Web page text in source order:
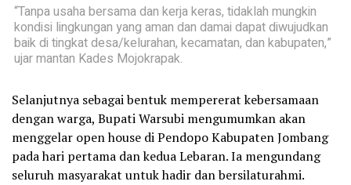
“Tanpa usaha bersama dan kerja keras, tidaklah mungkin
kondisi lingkungan yang aman dan damai dapat diwujudkan
baik di tingkat desa/kelurahan, kecamatan, dan kabupaten,”
ujar mantan Kades Mojokrapak.
Selanjutnya sebagai bentuk mempererat kebersamaan
dengan warga, Bupati Warsubi mengumumkan akan
menggelar open house di Pendopo Kabupaten Jombang
pada hari pertama dan kedua Lebaran. Ia mengundang
seluruh masyarakat untuk hadir dan bersilaturahmi.